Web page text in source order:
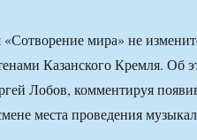
мира» не
Казанского Кремля. Об
Лобов, комментируя
места проведения